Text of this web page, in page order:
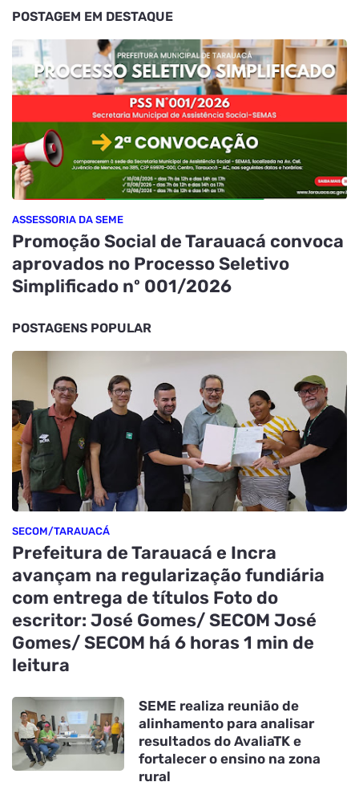
POSTAGEM EM DESTAQUE
ASSESSORIA DA SEME
Promoção Social de Tarauacá convoca
aprovados no Processo Seletivo
Simplificado nº 001/2026
POSTAGENS POPULAR
SECOM/TARAUACÁ
Prefeitura de Tarauacá e Incra
avançam na regularização fundiária
com entrega de títulos Foto do
escritor: José Gomes/ SECOM José
Gomes/ SECOM há 6 horas 1 min de
leitura
SEME realiza reunião de
alinhamento para analisar
resultados do AvaliaTK e
fortalecer o ensino na zona
rural